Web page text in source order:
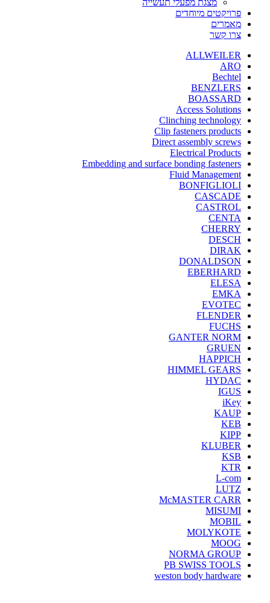
פרויקטים מיוחדים
מאמרים
צרו קשר
ALLWEILER
ARO
Bechtel
BENZLERS
BOASSARD
Access Solutions
Clinching technology
Clip fasteners products
Direct assembly screws
Electrical Products
Embedding and surface bonding fasteners
Fluid Management
BONFIGLIOLI
CASCADE
CASTROL
CENTA
CHERRY
DESCH
DIRAK
DONALDSON
EBERHARD
ELESA
EMKA
EVOTEC
FLENDER
FUCHS
GANTER NORM
GRUEN
HAPPICH
HIMMEL GEARS
HYDAC
IGUS
iKey
KAUP
KEB
KIPP
KLUBER
KSB
KTR
L-com
LUTZ
McMASTER CARR
MISUMI
MOBIL
MOLYKOTE
MOOG
NORMA GROUP
PB SWISS TOOLS
weston body hardware